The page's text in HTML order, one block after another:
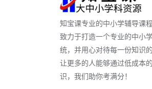
知宝课专业的中小学辅导课
致力于打造一个专业的中小
统，并用心对待每一份知识
让更多的人能够通过低成本
识，我们助你考满分！